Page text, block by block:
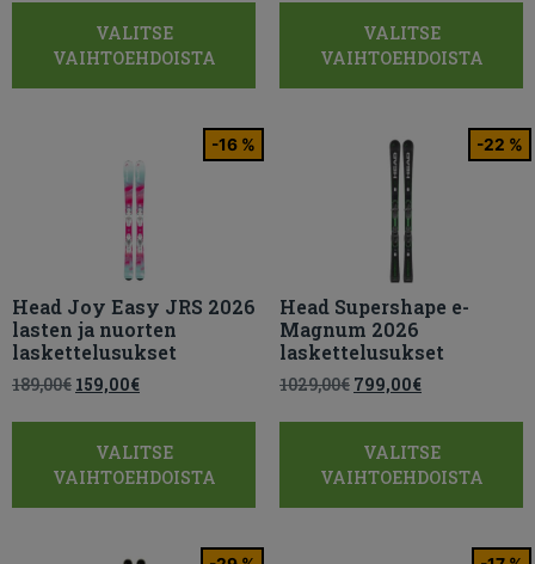
VALITSE
VAIHTOEHDOISTA
VALITSE
VAIHTOEHDOISTA
-16 %
Head Joy Easy JRS 2026
lasten ja nuorten
laskettelusukset
189,00€ 159,00€
VALITSE
VAIHTOEHDOISTA
-22 %
Head Supershape e-
Magnum 2026
laskettelusukset
1029,00€ 799,00€
VALITSE
VAIHTOEHDOISTA